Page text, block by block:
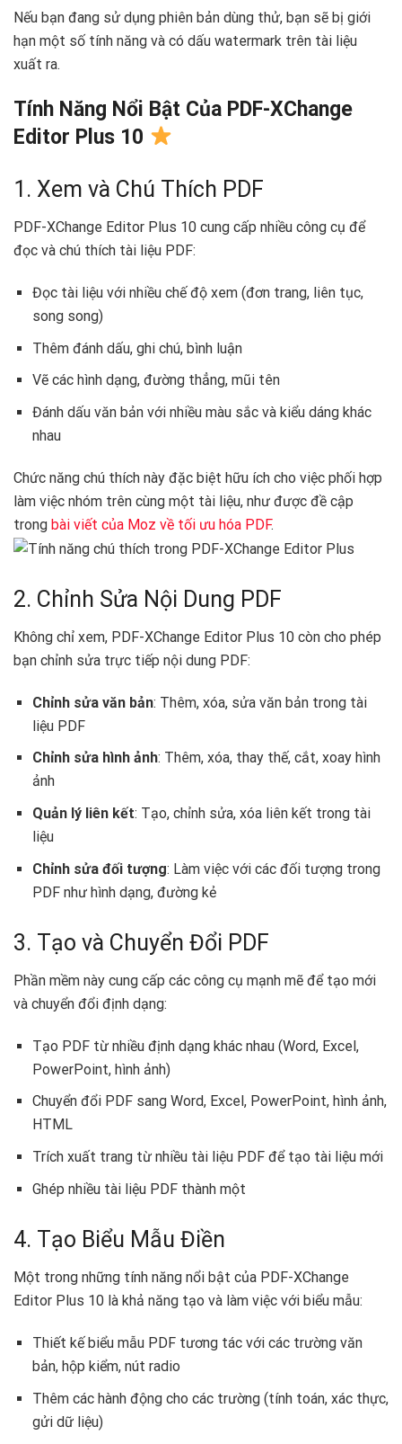
Nếu bạn đang sử dụng phiên bản dùng thử, bạn sẽ bị giới
hạn một số tính năng và có dấu watermark trên tài liệu
xuất ra.
Tính Năng Nổi Bật Của PDF-XChange
Editor Plus 10
1. Xem và Chú Thích PDF
PDF-XChange Editor Plus 10 cung cấp nhiều công cụ để
đọc và chú thích tài liệu PDF:
Đọc tài liệu với nhiều chế độ xem (đơn trang, liên tục,
song song)
Thêm đánh dấu, ghi chú, bình luận
Vẽ các hình dạng, đường thẳng, mũi tên
Đánh dấu văn bản với nhiều màu sắc và kiểu dáng khác
nhau
Chức năng chú thích này đặc biệt hữu ích cho việc phối hợp
làm việc nhóm trên cùng một tài liệu, như được đề cập
trong bài viết của Moz về tối ưu hóa PDF.
2. Chỉnh Sửa Nội Dung PDF
Không chỉ xem, PDF-XChange Editor Plus 10 còn cho phép
bạn chỉnh sửa trực tiếp nội dung PDF:
Chỉnh sửa văn bản: Thêm, xóa, sửa văn bản trong tài
liệu PDF
Chỉnh sửa hình ảnh: Thêm, xóa, thay thế, cắt, xoay hình
ảnh
Quản lý liên kết: Tạo, chỉnh sửa, xóa liên kết trong tài
liệu
Chỉnh sửa đối tượng: Làm việc với các đối tượng trong
PDF như hình dạng, đường kẻ
3. Tạo và Chuyển Đổi PDF
Phần mềm này cung cấp các công cụ mạnh mẽ để tạo mới
và chuyển đổi định dạng:
Tạo PDF từ nhiều định dạng khác nhau (Word, Excel,
PowerPoint, hình ảnh)
Chuyển đổi PDF sang Word, Excel, PowerPoint, hình ảnh,
HTML
Trích xuất trang từ nhiều tài liệu PDF để tạo tài liệu mới
Ghép nhiều tài liệu PDF thành một
4. Tạo Biểu Mẫu Điền
Một trong những tính năng nổi bật của PDF-XChange
Editor Plus 10 là khả năng tạo và làm việc với biểu mẫu:
Thiết kế biểu mẫu PDF tương tác với các trường văn
bản, hộp kiểm, nút radio
Thêm các hành động cho các trường (tính toán, xác thực,
gửi dữ liệu)